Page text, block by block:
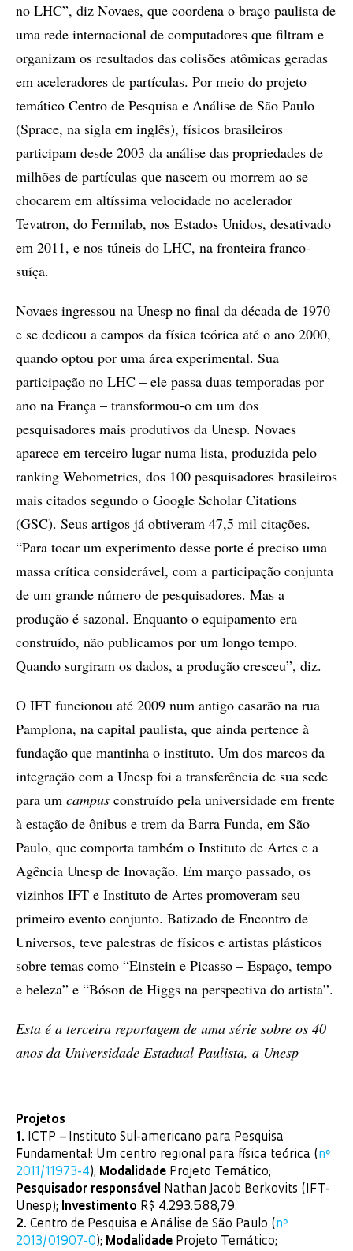
no LHC”, diz Novaes, que coordena o braço paulista de
uma rede internacional de computadores que filtram e
organizam os resultados das colisões atômicas geradas
em aceleradores de partículas. Por meio do projeto
temático Centro de Pesquisa e Análise de São Paulo
(Sprace, na sigla em inglês), físicos brasileiros
participam desde 2003 da análise das propriedades de
milhões de partículas que nascem ou morrem ao se
chocarem em altíssima velocidade no acelerador
Tevatron, do Fermilab, nos Estados Unidos, desativado
em 2011, e nos túneis do LHC, na fronteira franco-
suíça.
Novaes ingressou na Unesp no final da década de 1970
e se dedicou a campos da física teórica até o ano 2000,
quando optou por uma área experimental. Sua
participação no LHC – ele passa duas temporadas por
ano na França – transformou-o em um dos
pesquisadores mais produtivos da Unesp. Novaes
aparece em terceiro lugar numa lista, produzida pelo
ranking Webometrics, dos 100 pesquisadores brasileiros
mais citados segundo o Google Scholar Citations
(GSC). Seus artigos já obtiveram 47,5 mil citações.
“Para tocar um experimento desse porte é preciso uma
massa crítica considerável, com a participação conjunta
de um grande número de pesquisadores. Mas a
produção é sazonal. Enquanto o equipamento era
construído, não publicamos por um longo tempo.
Quando surgiram os dados, a produção cresceu”, diz.
O IFT funcionou até 2009 num antigo casarão na rua
Pamplona, na capital paulista, que ainda pertence à
fundação que mantinha o instituto. Um dos marcos da
integração com a Unesp foi a transferência de sua sede
para um campus construído pela universidade em frente
à estação de ônibus e trem da Barra Funda, em São
Paulo, que comporta também o Instituto de Artes e a
Agência Unesp de Inovação. Em março passado, os
vizinhos IFT e Instituto de Artes promoveram seu
primeiro evento conjunto. Batizado de Encontro de
Universos, teve palestras de físicos e artistas plásticos
sobre temas como “Einstein e Picasso – Espaço, tempo
e beleza” e “Bóson de Higgs na perspectiva do artista”.
Esta é a terceira reportagem de uma série sobre os 40
anos da Universidade Estadual Paulista, a Unesp
Projetos
1. ICTP – Instituto Sul-americano para Pesquisa
Fundamental: Um centro regional para física teórica ( nº
2011/11973-4); Modalidade Projeto Temático;
Pesquisador responsável Nathan Jacob Berkovits (IFT-
Unesp); Investimento R$ 4.293.588,79.
2. Centro de Pesquisa e Análise de São Paulo ( nº
2013/01907-0); Modalidade Projeto Temático;